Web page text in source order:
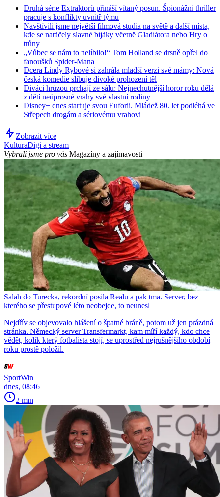
Druhá série Extraktorů přináší vítaný posun. Špionážní thriller
pracuje s konflikty uvnitř týmu
Navštívili jsme největší filmová studia na světě a další místa,
kde se natáčely slavné bijáky včetně Gladiátora nebo Hry o
trůny
„Vůbec se nám to nelíbilo!“ Tom Holland se drsně opřel do
fanoušků Spider-Mana
Dcera Lindy Rybové si zahrála mladší verzi své mámy: Nová
česká komedie slibuje divoké prohození těl
Diváci hrůzou prchají ze sálu: Nejnechutnější horor roku dělá
z dětí neúprosné vrahy své vlastní rodiny
Disney+ dnes startuje svou Euforii. Mládež 80. let podléhá ve
Střepech drogám a sériovému vrahovi
Zobrazit více
KulturaDigi a stream
Vybrali jsme pro vás Magazíny a zajímavosti
Salah do Turecka, rekordní posila Realu a pak tma. Server, bez
kterého se přestupové léto neobejde, to neunesl
Nejdřív se objevovalo hlášení o špatné bráně, potom už jen prázdná
stránka. Německý server Transfermarkt, kam míří každý, kdo chce
vědět, kolik který fotbalista stojí, se uprostřed nejrušnějšího období
roku prostě položil.
SportWin
dnes, 08:46
2 min